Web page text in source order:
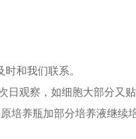
和我们联系。
日观察，如细胞大部分又
培养瓶加部分培养液继续